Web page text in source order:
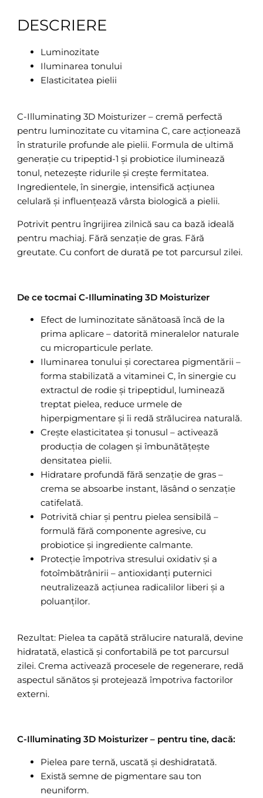
DESCRIERE
Luminozitate
Iluminarea tonului
Elasticitatea pielii
C-Illuminating 3D Moisturizer – cremă perfectă
pentru luminozitate cu vitamina C, care acționează
în straturile profunde ale pielii. Formula de ultimă
generație cu tripeptid-1 și probiotice iluminează
tonul, netezește ridurile și crește fermitatea.
Ingredientele, în sinergie, intensifică acțiunea
celulară și influențează vârsta biologică a pielii.
Potrivit pentru îngrijirea zilnică sau ca bază ideală
pentru machiaj. Fără senzație de gras. Fără
greutate. Cu confort de durată pe tot parcursul zilei.
De ce tocmai C-Illuminating 3D Moisturizer
Efect de luminozitate sănătoasă încă de la
prima aplicare – datorită mineralelor naturale
cu microparticule perlate.
Iluminarea tonului și corectarea pigmentării –
forma stabilizată a vitaminei C, în sinergie cu
extractul de rodie și tripeptidul, luminează
treptat pielea, reduce urmele de
hiperpigmentare și îi redă strălucirea naturală.
Crește elasticitatea și tonusul – activează
producția de colagen și îmbunătățește
densitatea pielii.
Hidratare profundă fără senzație de gras –
crema se absoarbe instant, lăsând o senzație
catifelată.
Potrivită chiar și pentru pielea sensibilă –
formulă fără componente agresive, cu
probiotice și ingrediente calmante.
Protecție împotriva stresului oxidativ și a
fotoîmbătrânirii – antioxidanți puternici
neutralizează acțiunea radicalilor liberi și a
poluanților.
Rezultat: Pielea ta capătă strălucire naturală, devine
hidratată, elastică și confortabilă pe tot parcursul
zilei. Crema activează procesele de regenerare, redă
aspectul sănătos și protejează împotriva factorilor
externi.
C-Illuminating 3D Moisturizer – pentru tine, dacă:
Pielea pare ternă, uscată și deshidratată.
Există semne de pigmentare sau ton
neuniform.